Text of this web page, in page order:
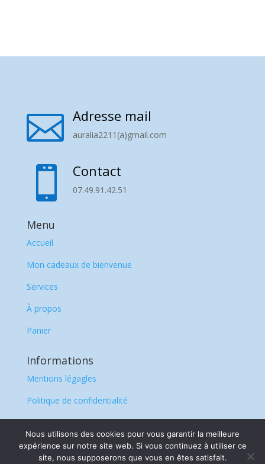
 Adresse mail
auralia2211(a)gmail.com
 Contact
07.49.91.42.51
Menu
Accueil
Mon cadeaux de bienvenue
Services
À propos
Panier
Informations
Mentions légagles
Politique de confidentialité
CGV
Nous utilisons des cookies pour vous garantir la meilleure
expérience sur notre site web. Si vous continuez à utiliser ce
site, nous supposerons que vous en êtes satisfait.